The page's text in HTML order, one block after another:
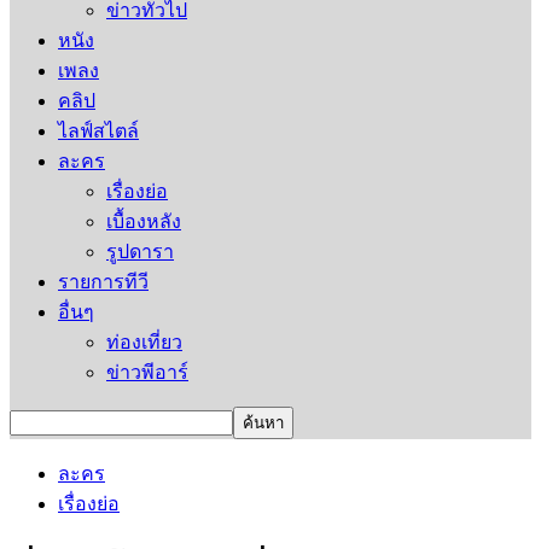
ข่าวทั่วไป
หนัง
เพลง
คลิป
ไลฟ์สไตล์
ละคร
เรื่องย่อ
เบื้องหลัง
รูปดารา
รายการทีวี
อื่นๆ
ท่องเที่ยว
ข่าวพีอาร์
ละคร
เรื่องย่อ